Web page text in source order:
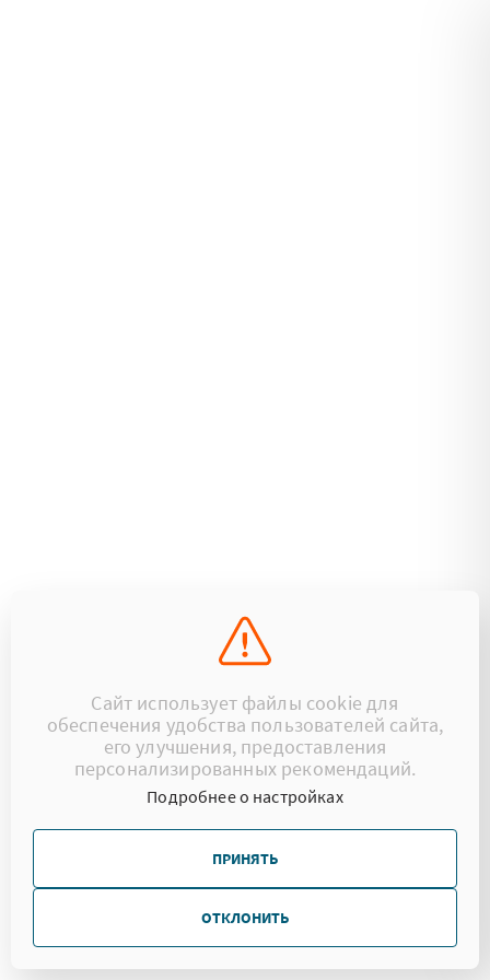
Сайт использует файлы cookie для
обеспечения удобства пользователей сайта,
его улучшения, предоставления
персонализированных рекомендаций.
Подробнее о настройках
ПРИНЯТЬ
ОТКЛОНИТЬ